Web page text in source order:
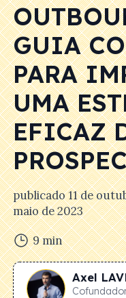
GUIA
PARA
UMA
EFICAZ
publicado11 de
maio de 2023
9 min
Axel